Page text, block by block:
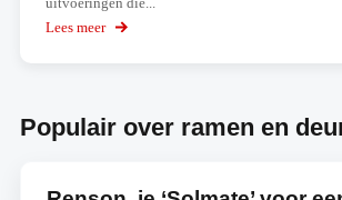
uitvoeringen die...
Lees meer over
Populair over ramen en